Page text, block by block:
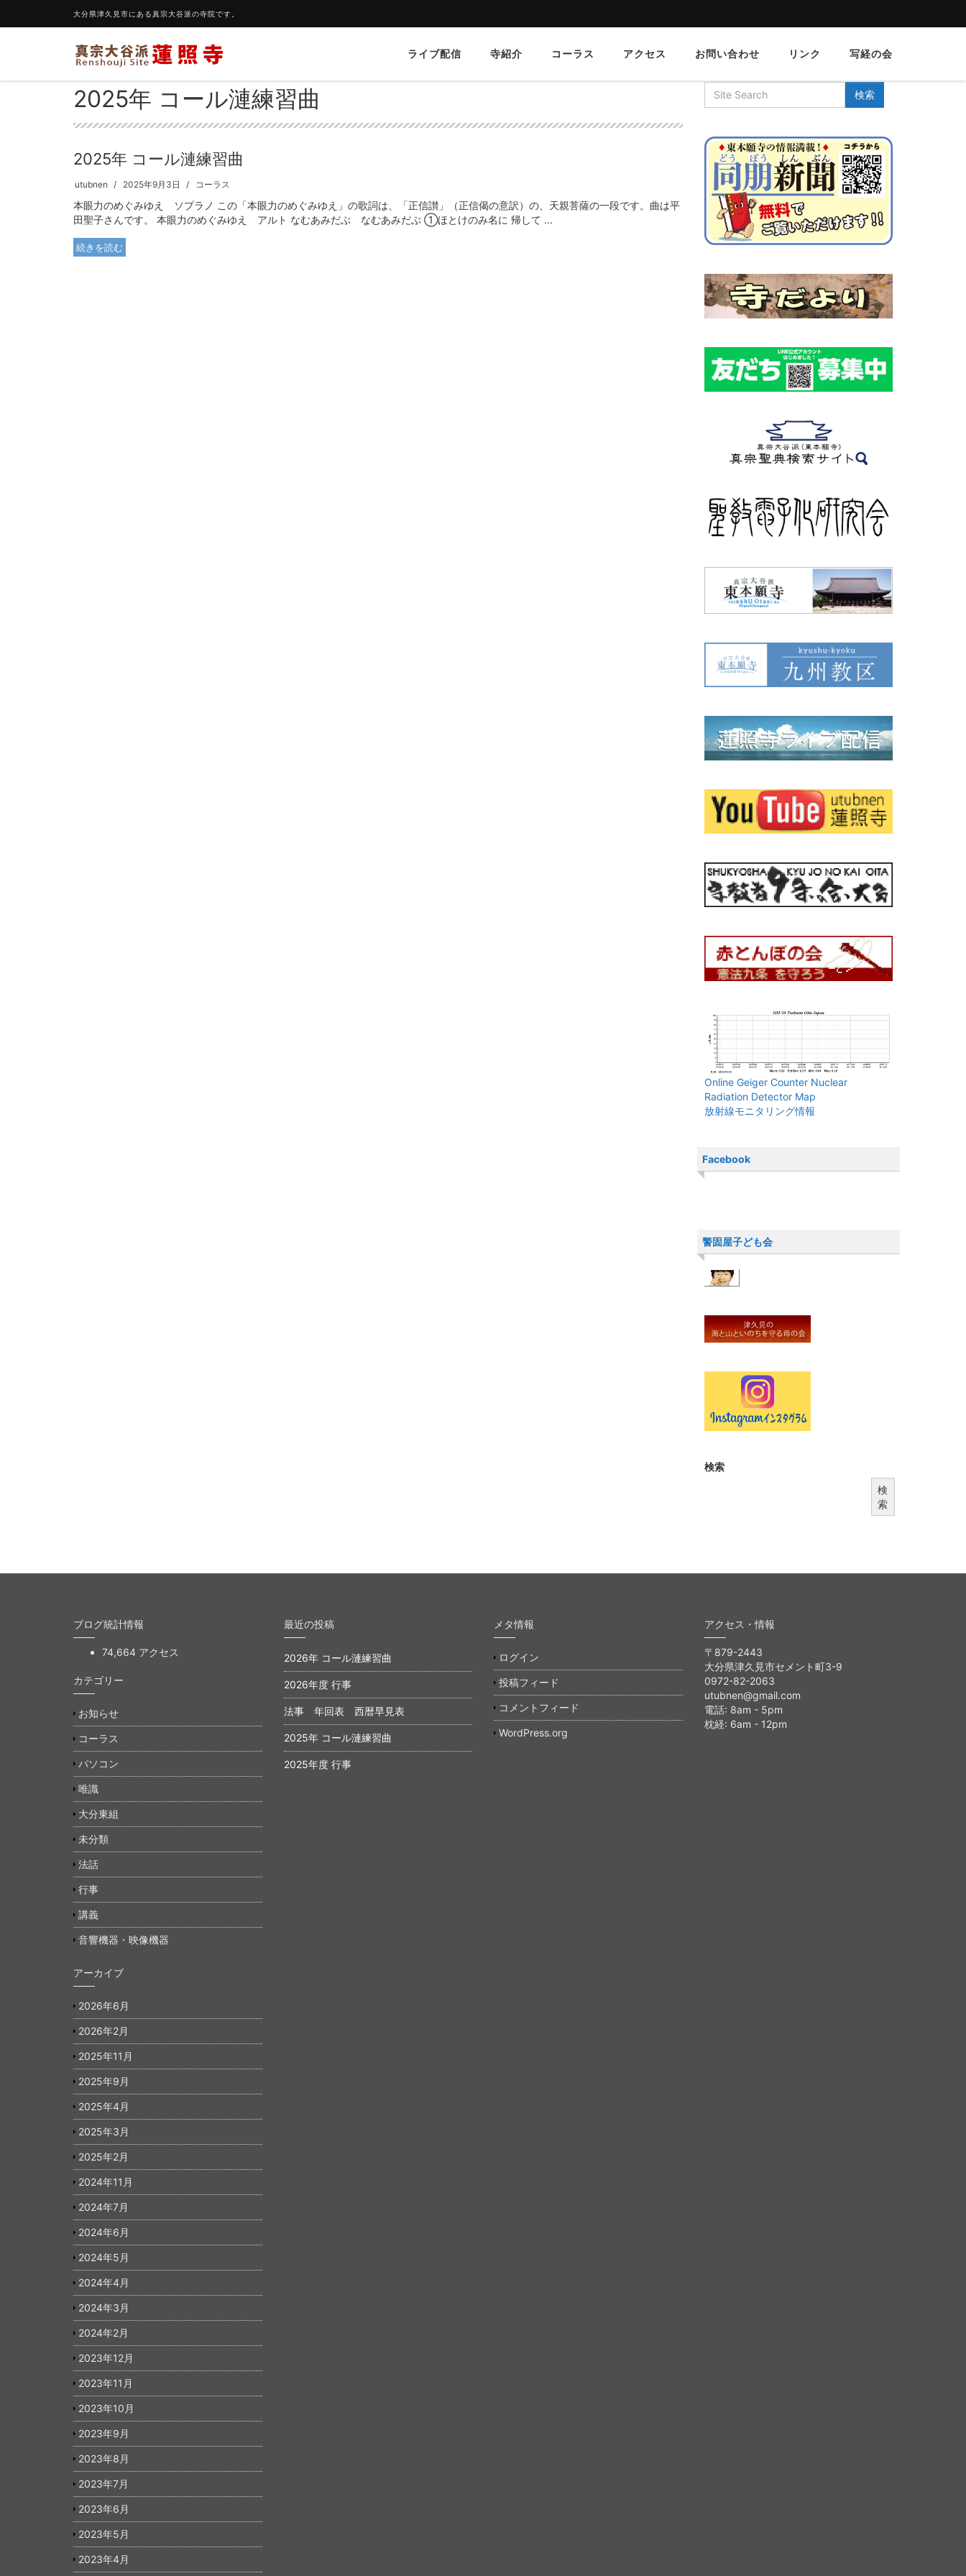
大分県津久見市にある真宗大谷派の寺院です。
ライブ配信 寺紹介 コーラス アクセス お問い合わせ リンク 写経の会
2025年 コール漣練習曲
2025年 コール漣練習曲
utubnen 2025年9月3日 コーラス
本眼力のめぐみゆえ ソプラノ この「本眼力のめぐみゆえ」の歌詞は、「正信讃」（正信偈の意訳）の、天親菩薩の一段です。曲は平
田聖子さんです。 本眼力のめぐみゆえ アルト なむあみだぶ なむあみだぶ ①ほとけのみ名に 帰して ...
続きを読む
Online Geiger Counter Nuclear
Radiation Detector Map
放射線モニタリング情報
Facebook
警固屋子ども会
検索
検
索
ブログ統計情報
74,664 アクセス
カテゴリー
お知らせ
コーラス
パソコン
唯識
大分東組
未分類
法話
行事
講義
音響機器・映像機器
アーカイブ
2026年6月
2026年2月
2025年11月
2025年9月
2025年4月
2025年3月
2025年2月
2024年11月
2024年7月
2024年6月
2024年5月
2024年4月
2024年3月
2024年2月
2023年12月
2023年11月
2023年10月
2023年9月
2023年8月
2023年7月
2023年6月
2023年5月
2023年4月
最近の投稿
2026年 コール漣練習曲
2026年度 行事
法事 年回表 西暦早見表
2025年 コール漣練習曲
2025年度 行事
メタ情報
ログイン
投稿フィード
コメントフィード
WordPress.org
アクセス・情報
〒879-2443
大分県津久見市セメント町3-9
0972-82-2063
utubnen@gmail.com
電話: 8am - 5pm
枕経: 6am - 12pm